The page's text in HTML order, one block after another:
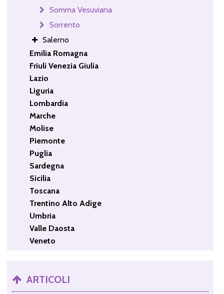
Somma Vesuviana
Sorrento
Salerno
Emilia Romagna
Friuli Venezia Giulia
Lazio
Liguria
Lombardia
Marche
Molise
Piemonte
Puglia
Sardegna
Sicilia
Toscana
Trentino Alto Adige
Umbria
Valle Daosta
Veneto
ARTICOLI